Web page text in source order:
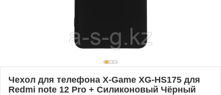
Чехол для телефона X-Game XG-HS175 для
Redmi note 12 Pro + Силиконовый Чёрный